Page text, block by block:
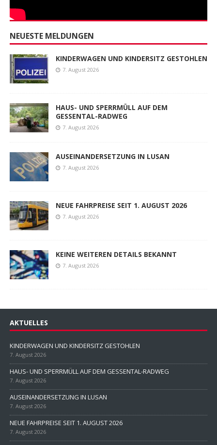
NEUESTE MELDUNGEN
KINDERWAGEN UND KINDERSITZ GESTOHLEN
7. August 2026
HAUS- UND SPERRMÜLL AUF DEM
GESSENTAL-RADWEG
7. August 2026
AUSEINANDERSETZUNG IN LUSAN
7. August 2026
NEUE FAHRPREISE SEIT 1. AUGUST 2026
7. August 2026
KEINE WEITEREN DETAILS BEKANNT
7. August 2026
AKTUELLES
KINDERWAGEN UND KINDERSITZ GESTOHLEN
7. August 2026
HAUS- UND SPERRMÜLL AUF DEM GESSENTAL-RADWEG
7. August 2026
AUSEINANDERSETZUNG IN LUSAN
7. August 2026
NEUE FAHRPREISE SEIT 1. AUGUST 2026
7. August 2026